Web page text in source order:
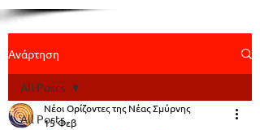
Ανάρτηση
All Posts
All Posts
Νέοι Ορίζοντες της Νέας Σμύρνης
15 Φεβ